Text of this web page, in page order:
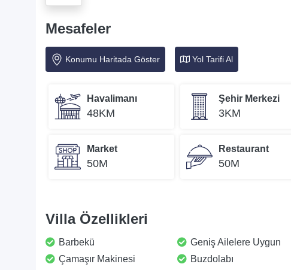
Mesafeler
Konumu Haritada Göster Yol Tarifi Al
Havalimanı
48KM
Şehir Merkezi
3KM
Market
50M
Restaurant
50M
Villa Özellikleri
Barbekü Geniş Ailelere Uygun
Çamaşır Makinesi
Buzdolabı